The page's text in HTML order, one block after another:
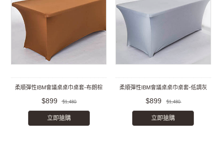
柔順彈性IBM會議桌桌巾桌套-布朗棕
$899 $1,480
立即搶購
柔順彈性IBM會議桌桌巾桌套-低調灰
$899 $1,480
立即搶購